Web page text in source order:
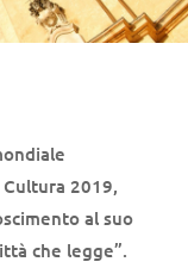
Cultura 2019,
al suo
che legge”.